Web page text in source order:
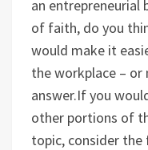
an entrepreneurial
of faith, do you
would make it
the workplace – or
answer.If you
other portions of
topic, consider